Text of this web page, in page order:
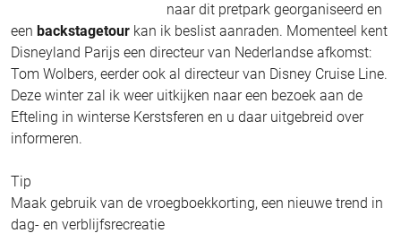
naar dit pretpark georganiseerd en
een backstagetour kan ik beslist aanraden. Momenteel kent
Disneyland Parijs een directeur van Nederlandse afkomst:
Tom Wolbers, eerder ook al directeur van Disney Cruise Line.
Deze winter zal ik weer uitkijken naar een bezoek aan de
Efteling in winterse Kerstsferen en u daar uitgebreid over
informeren.
Tip
Maak gebruik van de vroegboekkorting, een nieuwe trend in
dag- en verblijfsrecreatie